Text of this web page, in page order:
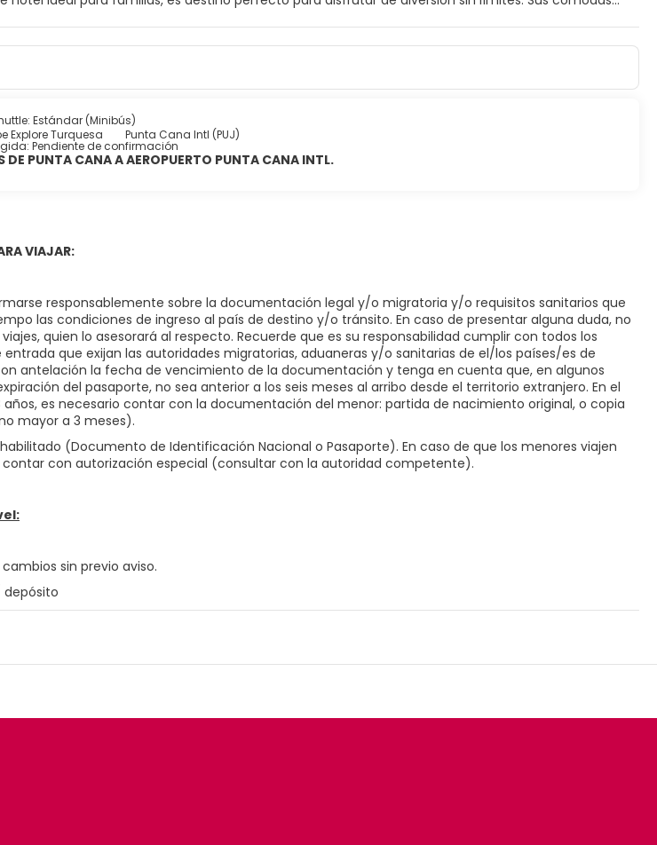
Estándar (Minibús)
Explore Turquesa
Punta Cana Intl (PUJ)
Pendiente de confirmación
DE PUNTA CANA A AEROPUERTO PUNTA CANA INTL.
VIAJAR:
responsablemente sobre la documentación legal y/o migratoria y/o requisitos sanitarios que
las condiciones de ingreso al país de destino y/o tránsito. En caso de presentar alguna duda, no
quien lo asesorará al respecto. Recuerde que es su responsabilidad cumplir con todos los
que exijan las autoridades migratorias, aduaneras y/o sanitarias de el/los países/es de
antelación la fecha de vencimiento de la documentación y tenga en cuenta que, en algunos
del pasaporte, no sea anterior a los seis meses al arribo desde el territorio extranjero. En el
años, es necesario contar con la documentación del menor: partida de nacimiento original, o copia
mayor a 3 meses).
(Documento de Identificación Nacional o Pasaporte). En caso de que los menores viajen
contar con autorización especial (consultar con la autoridad competente).
sin previo aviso.
depósito